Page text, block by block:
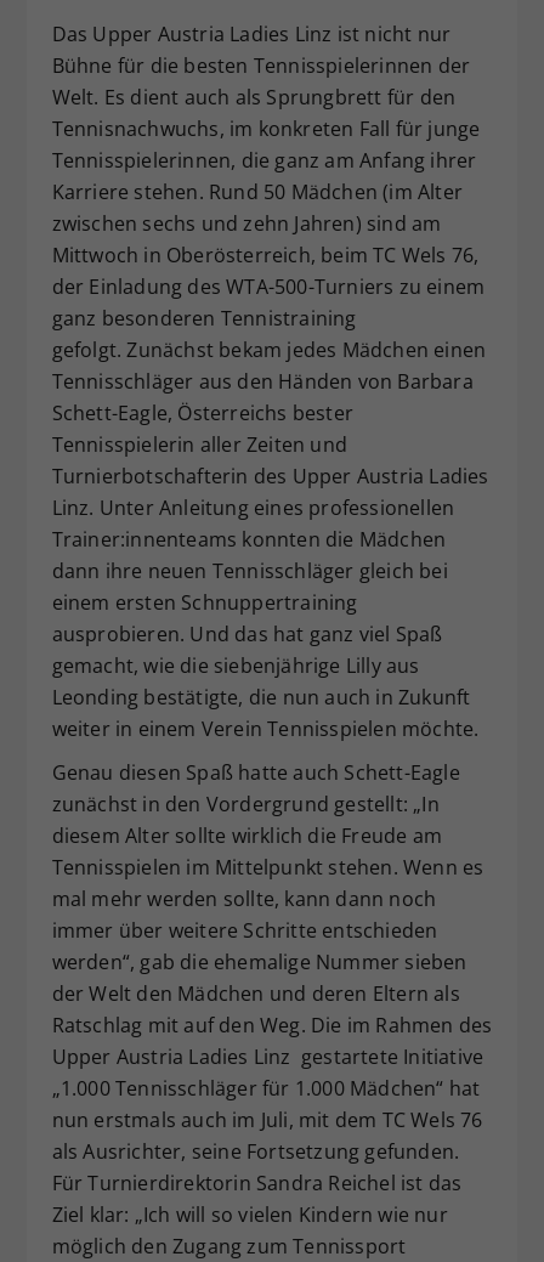
Das Upper Austria Ladies Linz ist nicht nur
Bühne für die besten Tennisspielerinnen der
Welt. Es dient auch als Sprungbrett für den
Tennisnachwuchs, im konkreten Fall für junge
Tennisspielerinnen, die ganz am Anfang ihrer
Karriere stehen. Rund 50 Mädchen (im Alter
zwischen sechs und zehn Jahren) sind am
Mittwoch in Oberösterreich, beim TC Wels 76,
der Einladung des WTA-500-Turniers zu einem
ganz besonderen Tennistraining
gefolgt. Zunächst bekam jedes Mädchen einen
Tennisschläger aus den Händen von Barbara
Schett-Eagle, Österreichs bester
Tennisspielerin aller Zeiten und
Turnierbotschafterin des Upper Austria Ladies
Linz. Unter Anleitung eines professionellen
Trainer:innenteams konnten die Mädchen
dann ihre neuen Tennisschläger gleich bei
einem ersten Schnuppertraining
ausprobieren. Und das hat ganz viel Spaß
gemacht, wie die siebenjährige Lilly aus
Leonding bestätigte, die nun auch in Zukunft
weiter in einem Verein Tennisspielen möchte.
Genau diesen Spaß hatte auch Schett-Eagle
zunächst in den Vordergrund gestellt: „In
diesem Alter sollte wirklich die Freude am
Tennisspielen im Mittelpunkt stehen. Wenn es
mal mehr werden sollte, kann dann noch
immer über weitere Schritte entschieden
werden“, gab die ehemalige Nummer sieben
der Welt den Mädchen und deren Eltern als
Ratschlag mit auf den Weg. Die im Rahmen des
Upper Austria Ladies Linz gestartete Initiative
„1.000 Tennisschläger für 1.000 Mädchen“ hat
nun erstmals auch im Juli, mit dem TC Wels 76
als Ausrichter, seine Fortsetzung gefunden.
Für Turnierdirektorin Sandra Reichel ist das
Ziel klar: „Ich will so vielen Kindern wie nur
möglich den Zugang zum Tennissport
Zweck
Dieser Wert speichert Ihre Consent-
Einstellungen. Unter anderem eine
zufällig generierte ID, für die
historische Speicherung Ihrer
vorgenommen Einstellungen, falls der
Webseiten-Betreiber dies eingestellt
hat.